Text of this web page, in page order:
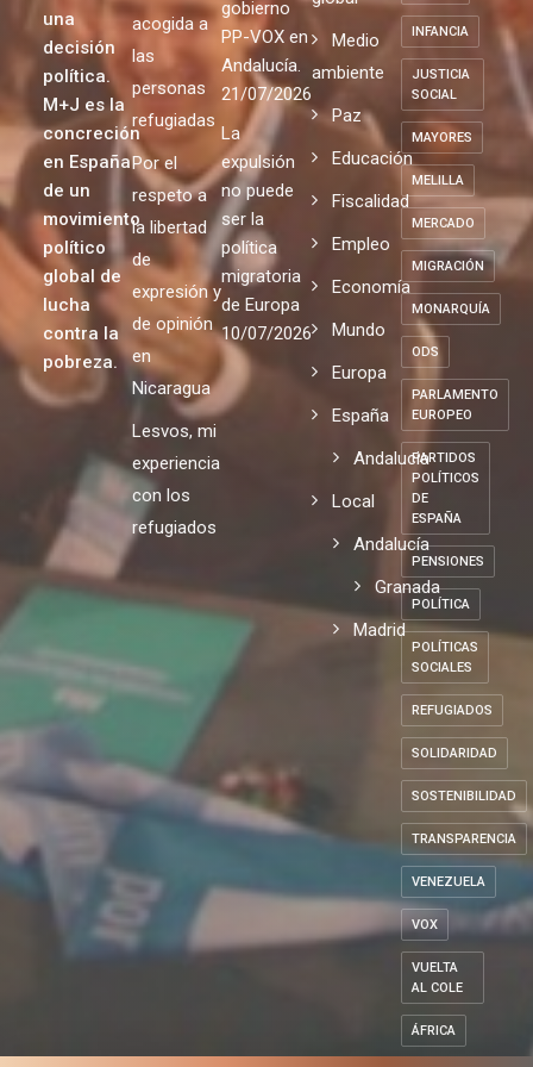
una
decisión
política.
M+J es la
concreción
en España
de un
movimiento
político
global de
lucha
contra la
pobreza.
acogida a
las
personas
refugiadas
Por el
respeto a
la libertad
de
expresión y
de opinión
en
Nicaragua
Lesvos, mi
experiencia
con los
refugiados
gobierno
PP-VOX en
Andalucía.
21/07/2026
La
expulsión
no puede
ser la
política
migratoria
de Europa
10/07/2026
Medio
ambiente
Paz
Educación
Fiscalidad
Empleo
Economía
Mundo
Europa
España
Andalucia
Local
Andalucía
Granada
Madrid
INFANCIA
JUSTICIA
SOCIAL
MAYORES
MELILLA
MERCADO
MIGRACIÓN
MONARQUÍA
ODS
PARLAMENTO
EUROPEO
PARTIDOS
POLÍTICOS
DE
ESPAÑA
PENSIONES
POLÍTICA
POLÍTICAS
SOCIALES
REFUGIADOS
SOLIDARIDAD
SOSTENIBILIDAD
TRANSPARENCIA
VENEZUELA
VOX
VUELTA
AL COLE
ÁFRICA